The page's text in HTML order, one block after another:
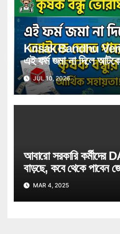
Krisak Bandhu
এই ফর্ম জমা না দিলে
বন্ধুর আর্থিক সহায়তা!
JUL 10, 2026
আবারো সরকারি কর্মীদের
বাড়ছে, কবে থেকে পাবেন
Govt Job Employee
MAR 4, 2025